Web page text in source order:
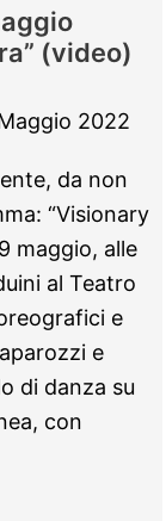
(video)
2022
da non
“Visionary
maggio, alle
al Teatro
e
e
di danza su
con